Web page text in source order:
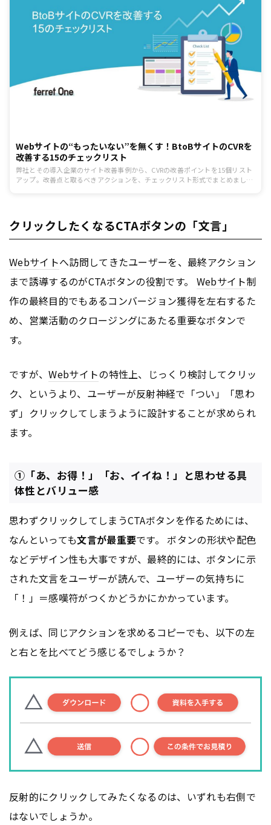
Webサイトの“もったいない”を無くす！BtoBサイトのCVRを
改善する15のチェックリスト
弊社とその導入企業のサイト改善事例から、CVRの改善ポイントを15個リスト
アップ。改善点と取るべきアクションを、チェックリスト形式でまとめまし
クリックしたくなるCTAボタンの「文言」
Webサイトへ訪問してきたユーザーを、最終アクション
まで誘導するのがCTAボタンの役割です。 Webサイト制
作の最終目的でもあるコンバージョン獲得を左右するた
め、営業活動のクロージングにあたる重要なボタンで
す。
ですが、Webサイトの特性上、じっくり検討してクリッ
ク、というより、ユーザーが反射神経で「つい」「思わ
ず」クリックしてしまうように設計することが求められ
ます。
①「あ、お得！」「お、イイね！」と思わせる具
体性とバリュー感
思わずクリックしてしまうCTAボタンを作るためには、
なんといっても文言が最重要です。 ボタンの形状や配色
などデザイン性も大事ですが、最終的には、ボタンに示
された文言をユーザーが読んで、ユーザーの気持ちに
「！」＝感嘆符がつくかどうかにかかっています。
例えば、同じアクションを求めるコピーでも、以下の左
と右とを比べてどう感じるでしょうか？
反射的にクリックしてみたくなるのは、いずれも右側で
はないでしょうか。